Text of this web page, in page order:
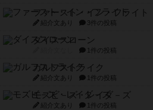
ファースト・イン・フライト
紹介文あり 3件の投稿
ダイススローン
1件の投稿
ガルフストライク
紹介文あり 1件の投稿
モズビ－ズ・レイダ－ズ
紹介文あり 1件の投稿